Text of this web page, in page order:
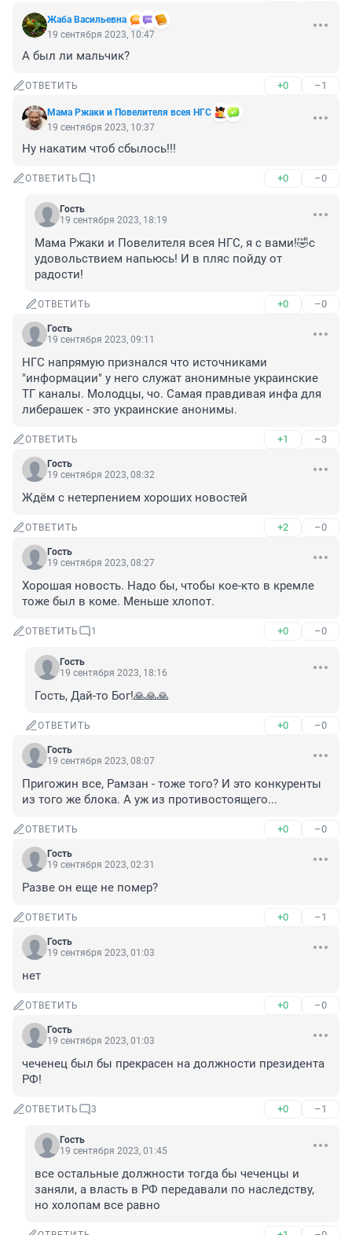
Жаба Васильевна
19 сентября 2023, 10:47
А был ли мальчик?
ОТВЕТИТЬ +0 –1
Мама Ржаки и Повелителя всея НГС
19 сентября 2023, 10:37
Ну накатим чтоб сбылось!!!
ОТВЕТИТЬ 1 +0 –0
Гость
19 сентября 2023, 18:19
Мама Ржаки и Повелителя всея НГС, я с вами!🤣с
удовольствием напьюсь! И в пляс пойду от
радости!
ОТВЕТИТЬ +0 –0
Гость
19 сентября 2023, 09:11
НГС напрямую признался что источниками
"информации" у него служат анонимные украинские
ТГ каналы. Молодцы, чо. Самая правдивая инфа для
либерашек - это украинские анонимы.
ОТВЕТИТЬ +1 –3
Гость
19 сентября 2023, 08:32
Ждём с нетерпением хороших новостей
ОТВЕТИТЬ +2 –0
Гость
19 сентября 2023, 08:27
Хорошая новость. Надо бы, чтобы кое-кто в кремле
тоже был в коме. Меньше хлопот.
ОТВЕТИТЬ 1 +0 –0
Гость
19 сентября 2023, 18:16
Гость, Дай-то Бог!🙏🙏🙏
ОТВЕТИТЬ +0 –0
Гость
19 сентября 2023, 08:07
Пригожин все, Рамзан - тоже того? И это конкуренты
из того же блока. А уж из противостоящего...
ОТВЕТИТЬ +0 –0
Гость
19 сентября 2023, 02:31
Разве он еще не помер?
ОТВЕТИТЬ +0 –1
Гость
19 сентября 2023, 01:03
нет
ОТВЕТИТЬ +0 –0
Гость
19 сентября 2023, 01:03
чеченец был бы прекрасен на должности президента
РФ!
ОТВЕТИТЬ 3 +0 –1
Гость
19 сентября 2023, 01:45
все остальные должности тогда бы чеченцы и
заняли, а власть в РФ передавали по наследству,
но холопам все равно